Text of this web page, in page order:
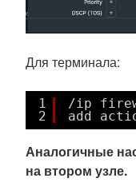
Для терминала:
1
2
/ip
add
Аналогичные
на втором узле.